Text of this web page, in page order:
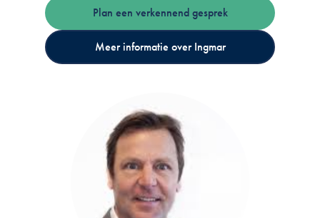
Plan een verkennend gesprek
Meer informatie over Ingmar